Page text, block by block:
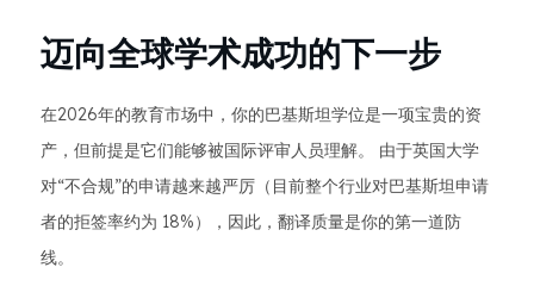
迈向全球学术成功的下一步
在2026年的教育市场中，你的巴基斯坦学位是一项宝贵的资
产，但前提是它们能够被国际评审人员理解。 由于英国大学
对“不合规”的申请越来越严厉（目前整个行业对巴基斯坦申请
者的拒签率约为 18%），因此，翻译质量是你的第一道防
线。